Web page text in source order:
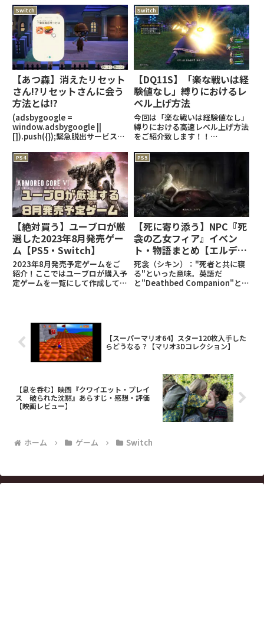
(adsbygoogle =
window.adsbygoogle ||
[]).push({});Cyber
イしたことが無い身として伝説と
呼ばれていたFF7を遂にプレイで
きることを心待ちにしていまし
た、、、！それではレビ
Switch
【あつ森】消えたリセット
さん!?リセットさんに会う
方法とは!?
(adsbygoogle =
window.adsbygoogle ||
[]).push({});緊急脱出サービスを
「緊急脱出サービス」。普通にプ
レイしているなら選ばないアイコ
ン。こちらを選択します。オペレ
ー
Switch
【DQ11S】「楽な戦いは経
験値なし」縛りにおけるレ
ベル上げ方法
今回は「楽な戦いは経験値なし」
縛りにおける高速レベル上げ方法
をご紹介致します！！
window.adsbygoogle ||
[]).push({});普通にスペクタクル
ショーを行うのはＮＧ！なんと
「楽な戦いは
PS4
【絶対買う】ユーブロが厳
選した2023年8月発売ゲー
ム【PS5・Switch】
2023年8月発売予定ゲームをご
紹介！ここではユーブロが購入予
定ゲームを一覧にして作成してお
(adsbygoogle =
window.adsbygoogl
PS5
【死に寄り添う】NPC『死
衾の乙女フィア』イベン
ト・物語まとめ【エルデン
リング攻略】
死衾（シキン）："死者と共に寝
る"といった意味。英語だ
と"Deathbed Companion"と
【スーパーマリオ64】スター120枚入手した
らどうなる？【マリオ3Dコレクション】
【息を呑む】映画『クワイエット・プレイ
ス 破られた沈黙』あらすじ・感想・評価
【映画レビュー】
ホーム ゲーム Switch